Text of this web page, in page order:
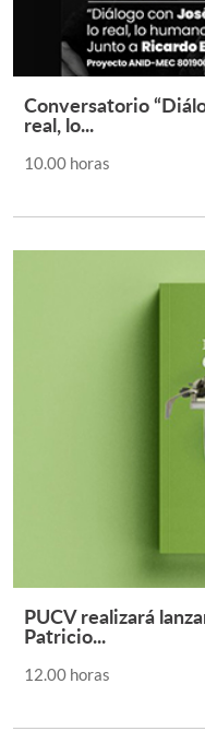
Conversatorio
real, lo...
10.00 horas
PUCV realizará
Patricio...
12.00 horas